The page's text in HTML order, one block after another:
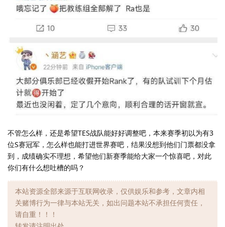
不管怎么样，还是希望TES战队能好好调整吧，本来赛季初以为有3
位S赛冠军，怎么样也能打进世界赛吧，结果没想到他们门票都没拿
到，成绩确实不理想，希望他们新赛季能给大家一个惊喜吧，对此
你们有什么想吐槽的吗？
本站资源全部来源于互联网收录，仅供娱乐和参考，文章内相
关赌博行为一律与本站无关，如出问题本站不承担任何责任，
请自重！！！